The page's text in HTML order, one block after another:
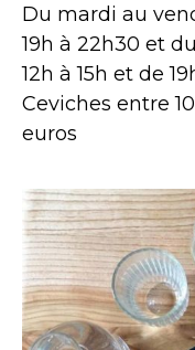
Du mardi au
19h à 22h30 et
12h à 15h et de
Ceviches entre
euros